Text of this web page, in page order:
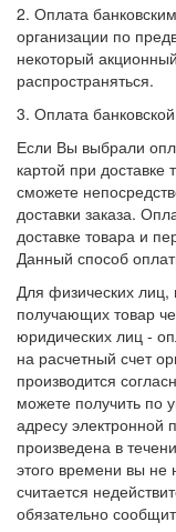
2. Оплата
организации по
некоторый
распространяться.
3. Оплата
Если Вы выбрали
картой при доставке
сможете
доставки заказа.
доставке товара и
Данный способ
Для физических
получающих товар
юридических лиц -
на расчетный счет
производится
можете получить по
адресу электронной
произведена в
этого времени вы не
считается
обязательно